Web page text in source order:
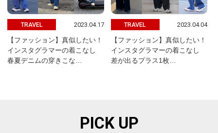
TRAVEL 2023.04.17
【ファッション】真似したい！
インスタグラマーの着こなし
春夏デニムの穿きこな…
TRAVEL 2023.04.04
【ファッション】真似したい！
インスタグラマーの着こなし
差が出るプラス1枚…
PICK UP